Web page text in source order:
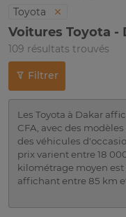
Toyota
Voitures Toyota -
109 résultats trouvés
Filtrer
Les Toyota à Dakar
CFA, avec des
des véhicules
prix varient entre 18
kilométrage moyen est
affichant entre 85 km